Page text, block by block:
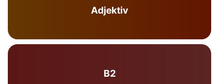
Adjektiv
B2